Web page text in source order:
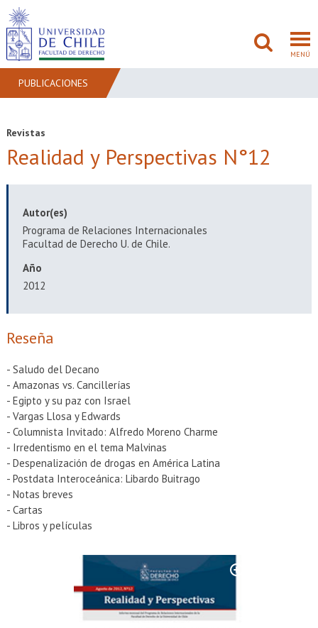
MENÚ
PREGRADO
POSTGRADO
EXTENSIÓN
Egresados
PUBLICACIONES
Revistas
Realidad y Perspectivas N°12
Autor(es)
Programa de Relaciones Internacionales
Facultad de Derecho U. de Chile.
Año
2012
Reseña
- Saludo del Decano
- Amazonas vs. Cancillerías
- Egipto y su paz con Israel
- Vargas Llosa y Edwards
- Columnista Invitado: Alfredo Moreno Charme
- Irredentismo en el tema Malvinas
- Despenalización de drogas en América Latina
- Postdata Interoceánica: Libardo Buitrago
- Notas breves
- Cartas
- Libros y películas